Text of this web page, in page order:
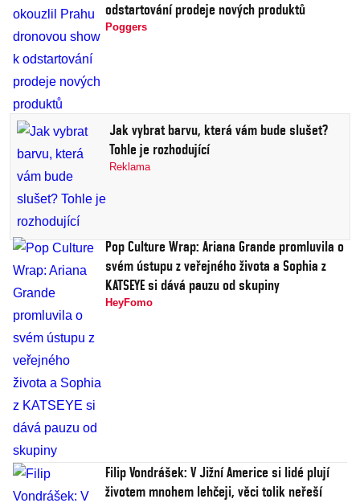
odstartování prodeje nových produktů
Poggers
Jak vybrat barvu, která vám bude slušet?
Tohle je rozhodující
Reklama
Pop Culture Wrap: Ariana Grande promluvila o
svém ústupu z veřejného života a Sophia z
KATSEYE si dává pauzu od skupiny
HeyFomo
Filip Vondrášek: V Jižní Americe si lidé plují
životem mnohem lehčeji, věci tolik neřeší